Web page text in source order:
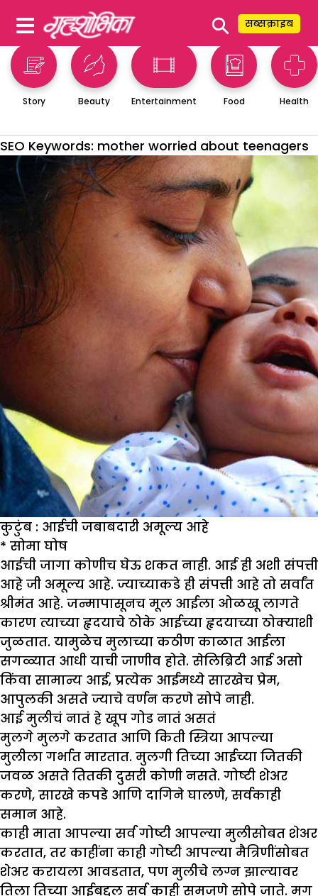
⚲ सब्सक्राइब
Story Beauty Entertainment Food Health
SEO Keywords: mother worried about teenagers
कुटुंब : आईची जबाबदारी अमूल्य आहे
* सोमा घोष
आईची जागा कोणीच घेऊ शकत नाही. आई ही अशी संपत्ती
आहे जी अमूल्य आहे. ज्याच्याकडे ही संपत्ती आहे तो सर्वांत
श्रीमंत आहे. जन्मापासूनच मूल आईला ओळखू लागते
कारण त्याच्या हृदयाचे ठोके आईच्या हृदयाच्या ठोक्याशी
जुळतात. यामुळेच मुलाच्या कठीण काळात आईला
सगळ्यात आधी याची जाणीव होते. सेलिब्रिटी आई असो
किंवा सामान्य आई, प्रत्येक आईमध्ये सारखेच प्रेम,
आपुलकी असते ज्याचे वर्णन करणे सोपे नाही.
आई मुलीचं नातं हे खूप गोड नातं असतं
मुलगे मुलगे करतात आणि किती स्त्रिया आपल्या
मुलीला गर्भात मारतात. मुलगी तिच्या आईच्या जितकी
जवळ असते तितकी दुसरी कोणी नसते. गोष्टी शेअर
करणे, सारखे कपडे आणि दागिने घालणे, सर्वकाही
समान आहे.
काही माता आपल्या सर्व गोष्टी आपल्या मुलीसोबत शेअर
करतात, तर काहींना काही गोष्टी आपल्या मैत्रिणींसोबत
शेअर करायला आवडतात, पण मुलीचे लग्न झाल्यावर
तिला तिच्या आईबद्दल सर्व काही समजणे सोपे जाते. मग